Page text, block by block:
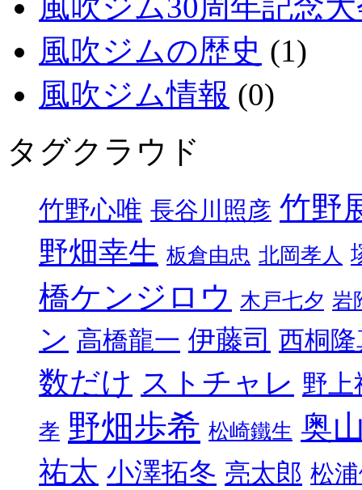
風吹ジムの歴史 (1)
風吹ジム情報 (0)
タグクラウド
竹野心唯 長谷川照彦 竹野
野畑幸生 板倉由忠 北岡孝人
橋ケンジロウ 木戸七夕 岩
ン 高橋龍一 伊藤司 西桐隆
数だけ ストチャレ 野上
孝 野畑歩希 松崎鐵生 奥
祐太 小澤拓冬 亮太郎 松